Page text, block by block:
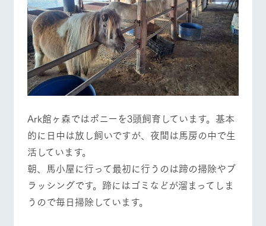
だく質問
団体のお
客様へ
ペットを
お連れの
お客様へ
お問い合
わせ・資
理人が腕を振
い、ビュッフェ
スタイルで提供
た生産品をはじ
め、牧場産の逸
品を取り揃えた
店舗
周遊バス
牧場内を巡る周
ネットショップ
個人情報取扱いについて
牧場マップを見る 周遊バス
営業時間・料金 交通アクセス
よくあるご質問
団体のお客様へ
ペットをお連れの
お客様へ お問い合わせ
Ark館ヶ森ではポニーを3頭飼育しています。基本
的に日中は放し飼いですが、夜間は馬房の中で生
活しています。
朝、馬小屋に行って最初に行うのは蹄の掃除やブ
ラッシングです。蹄にはゴミなどが溜まってしま
うので毎日掃除しています。